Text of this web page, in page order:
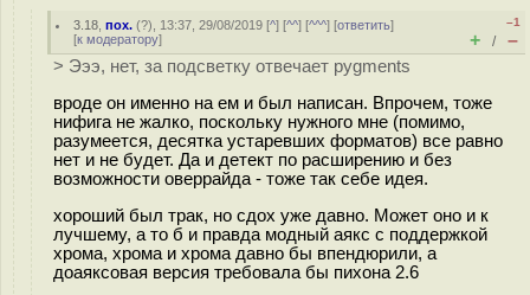
3.18 ,пох. (?), 13:37, 29/08/2019 [^] [^^] [^^^] [ответить]
[к модератору]
–1
+ / –
> Эээ, нет, за подсветку отвечает pygments
вроде он именно на ем и был написан. Впрочем, тоже
нифига не жалко, поскольку нужного мне (помимо,
разумеется, десятка устаревших форматов) все равно
нет и не будет. Да и детект по расширению и без
возможности оверрайда - тоже так себе идея.
хороший был трак, но сдох уже давно. Может оно и к
лучшему, а то б и правда модный аякс с поддержкой
хрома, хрома и хрома давно бы впендюрили, а
доаяксовая версия требовала бы пихона 2.6